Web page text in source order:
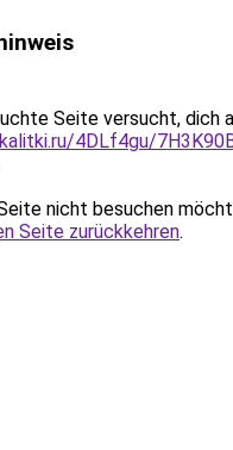
Seite versucht, dich
4DLf4gu/
nicht besuchen
Seite zurückkehren.